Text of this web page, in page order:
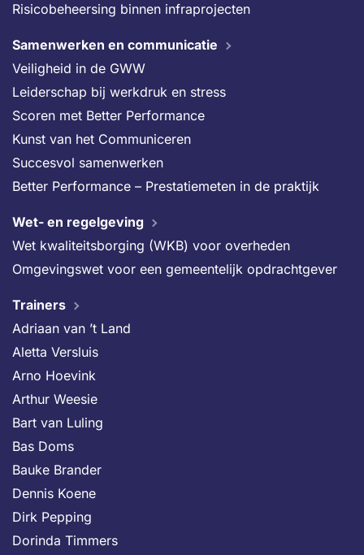
Risicobeheersing binnen infraprojecten
Samenwerken en communicatie
Veiligheid in de GWW
Leiderschap bij werkdruk en stress
Scoren met Better Performance
Kunst van het Communiceren
Succesvol samenwerken
Better Performance – Prestatiemeten in de praktijk
Wet- en regelgeving
Wet kwaliteitsborging (WKB) voor overheden
Omgevingswet voor een gemeentelijk opdrachtgever
Trainers
Adriaan van ’t Land
Aletta Versluis
Arno Hoevink
Arthur Weesie
Bart van Luling
Bas Doms
Bauke Brander
Dennis Koene
Dirk Pepping
Dorinda Timmers